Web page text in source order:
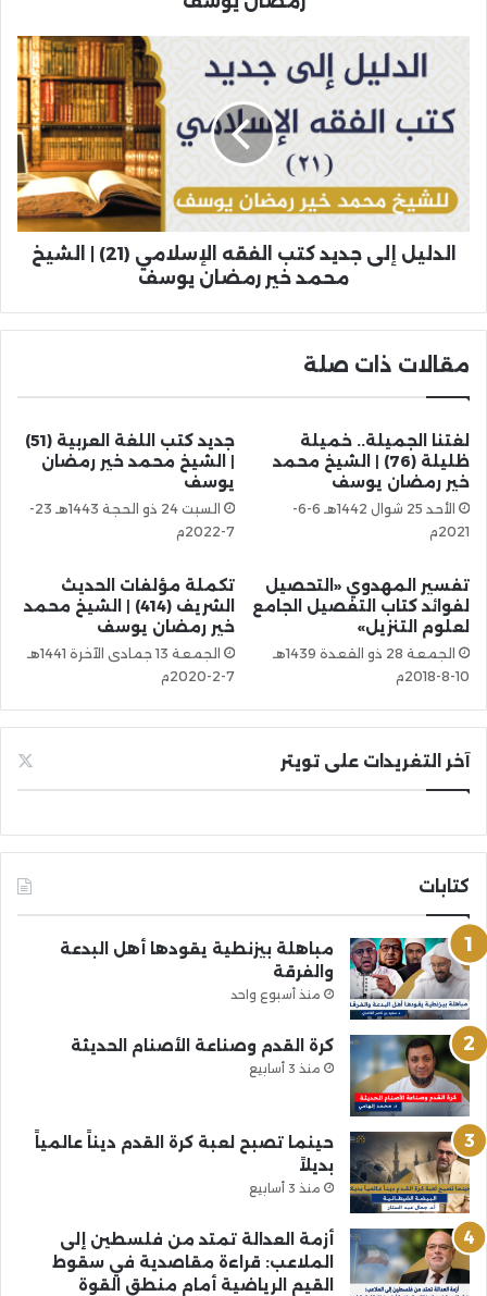
الدليل إلى جديد كتب الفقه الإسلامي (21) | الشيخ
محمد خير رمضان يوسف
مقالات ذات صلة
لغتنا الجميلة.. خميلة
ظليلة (76) | الشيخ محمد
خير رمضان يوسف
الأحد 25 شوال 1442هـ 6-6-
2021م
جديد كتب اللغة العربية (51)
| الشيخ محمد خير رمضان
يوسف
السبت 24 ذو الحجة 1443هـ 23-
7-2022م
تفسير المهدوي «التحصيل
لفوائد كتاب التفصيل الجامع
لعلوم التنزيل»
الجمعة 28 ذو القعدة 1439هـ
10-8-2018م
تكملة مؤلفات الحديث
الشريف (414) | الشيخ محمد
خير رمضان يوسف
الجمعة 13 جمادى الآخرة 1441هـ
7-2-2020م
آخر التغريدات على تويتر
كتابات
مباهلة بيزنطية يقودها أهل البدعة
والفرقة
منذ أسبوع واحد
كرة القدم وصناعة الأصنام الحديثة
منذ 3 أسابيع
حينما تصبح لعبة كرة القدم ديناً عالمياً
بديلاً
منذ 3 أسابيع
أزمة العدالة تمتد من فلسطين إلى
الملاعب: قراءة مقاصدية في سقوط
القيم الرياضية أمام منطق القوة